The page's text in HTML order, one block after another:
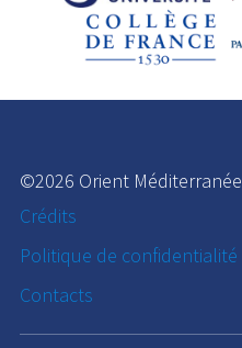
©2026 Orient Méditerranée
Crédits
Politique de confidentialité
Contacts